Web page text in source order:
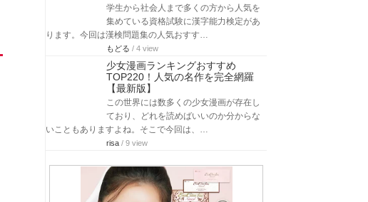
学生から社会人まで多くの方から人気を
集めている資格試験に漢字能力検定があ
ります。今回は漢検問題集の人気おすす…
もどる / 4 view
少女漫画ランキングおすすめ
TOP220！人気の名作を完全網羅
【最新版】
この世界には数多くの少女漫画が存在し
ており、どれを読めばいいのか分からな
いこともありますよね。そこで今回は、…
risa / 9 view